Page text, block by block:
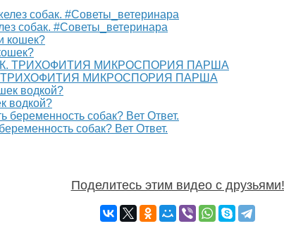
собак. #Советы_ветеринара
МИКРОСПОРИЯ ПАРША
водкой?
собак? Вет Ответ.
Поделитесь этим видео с друзьями!